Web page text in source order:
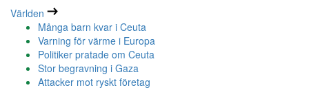
Världen
Många barn kvar i Ceuta
Varning för värme i Europa
Politiker pratade om Ceuta
Stor begravning i Gaza
Attacker mot ryskt företag